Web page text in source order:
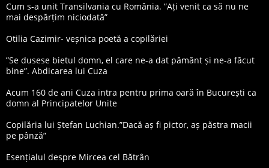
Cum s-a unit Transilvania cu România. ”Ați venit ca să nu ne
mai despărțim niciodată”
Otilia Cazimir- veșnica poetă a copilăriei
”Se dusese bietul domn, el care ne-a dat pământ și ne-a făcut
bine”. Abdicarea lui Cuza
Acum 160 de ani Cuza intra pentru prima oară în București ca
domn al Principatelor Unite
Copilăria lui Ștefan Luchian.”Dacă aș fi pictor, aș păstra macii
pe pânză”
Esențialul despre Mircea cel Bătrân